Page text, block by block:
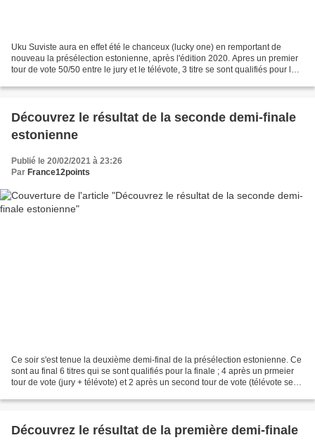
Uku Suviste aura en effet été le chanceux (lucky one) en remportant de
nouveau la présélection estonienne, après l'édition 2020. Apres un premier
tour de vote 50/50 entre le jury et le télévote, 3 titre se sont qualifiés pour la
Découvrez le résultat de la seconde demi-finale
estonienne
Publié le 20/02/2021 à 23:26
Par France12points
Ce soir s'est tenue la deuxième demi-final de la présélection estonienne. Ce
sont au final 6 titres qui se sont qualifiés pour la finale ; 4 après un prmeier
tour de vote (jury + télévote) et 2 après un second tour de vote (télévote seul)
Découvrez le résultat de la première demi-finale